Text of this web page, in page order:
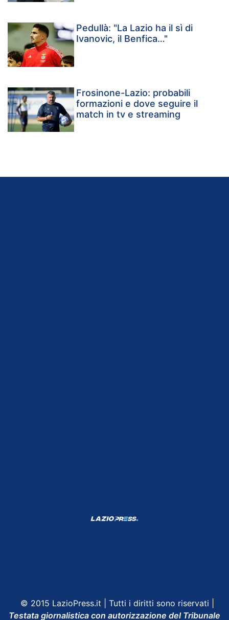
Pedullà: "La Lazio ha il sì di
Ivanovic, il Benfica…"
Frosinone-Lazio: probabili
formazioni e dove seguire il
match in tv e streaming
© 2015 LazioPress.it | Tutti i diritti sono riservati |
Testata giornalistica con autorizzazione del Tribunale